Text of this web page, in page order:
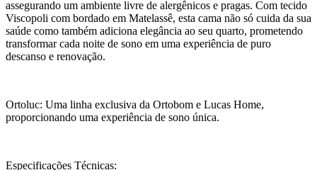
assegurando um ambiente livre de alergênicos e pragas. Com tecido
Viscopoli com bordado em Matelassê, esta cama não só cuida da sua
saúde como também adiciona elegância ao seu quarto, prometendo
transformar cada noite de sono em uma experiência de puro
descanso e renovação.
Ortoluc: Uma linha exclusiva da Ortobom e Lucas Home,
proporcionando uma experiência de sono única.
Especificações Técnicas: